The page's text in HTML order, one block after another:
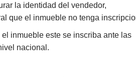
la identidad del vendedor,
que el inmueble no tenga
inmueble este se inscriba ante las
nacional.